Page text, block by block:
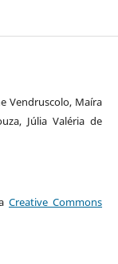
Vendruscolo, Maíra
Júlia Valéria de
Creative Commons